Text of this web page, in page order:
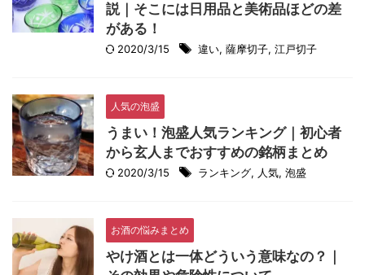
説｜そこには日用品と美術品ほどの差
がある！
2020/3/15 違い, 薩摩切子, 江戸切子
人気の泡盛
うまい！泡盛人気ランキング｜初心者
から玄人までおすすめの銘柄まとめ
2020/3/15 ランキング, 人気, 泡盛
お酒の悩みまとめ
やけ酒とは一体どういう意味なの？｜